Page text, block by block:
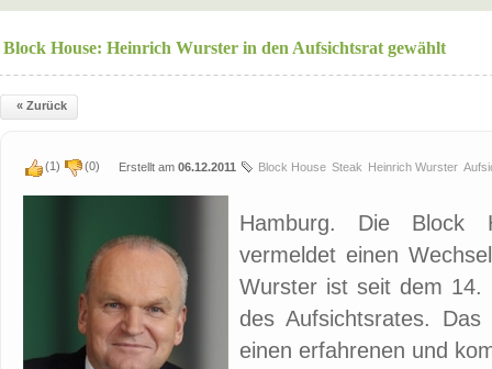
Block House: Heinrich Wurster in den Aufsichtsrat gewählt
« Zurück
(1) (0) Erstellt am 06.12.2011 Block House Steak Heinrich Wurster
Hamburg. Die Block
vermeldet einen
Wurster ist seit dem 14.
des Aufsichtsrates.
einen erfahrenen und